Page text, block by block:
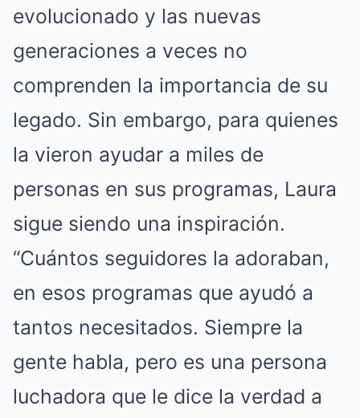
evolucionado y las nuevas
generaciones a veces no
comprenden la importancia de su
legado. Sin embargo, para quienes
la vieron ayudar a miles de
personas en sus programas, Laura
sigue siendo una inspiración.
“Cuántos seguidores la adoraban,
en esos programas que ayudó a
tantos necesitados. Siempre la
gente habla, pero es una persona
luchadora que le dice la verdad a